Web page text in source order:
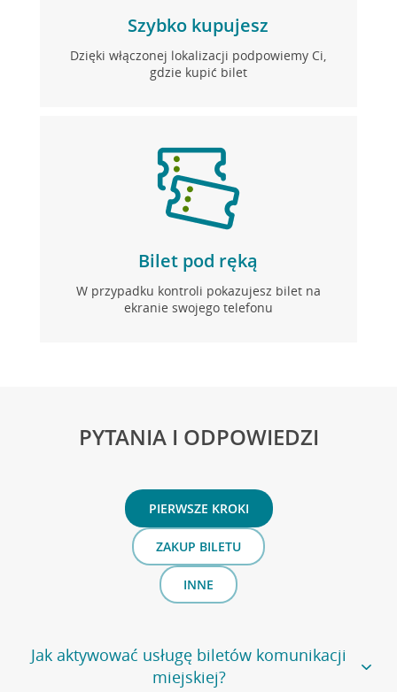
Szybko kupujesz
Dzięki włączonej lokalizacji podpowiemy Ci,
gdzie kupić bilet
Bilet pod ręką
W przypadku kontroli pokazujesz bilet na
ekranie swojego telefonu
PYTANIA I ODPOWIEDZI
PIERWSZE KROKI
ZAKUP BILETU
INNE
Jak aktywować usługę biletów komunikacji
miejskiej?